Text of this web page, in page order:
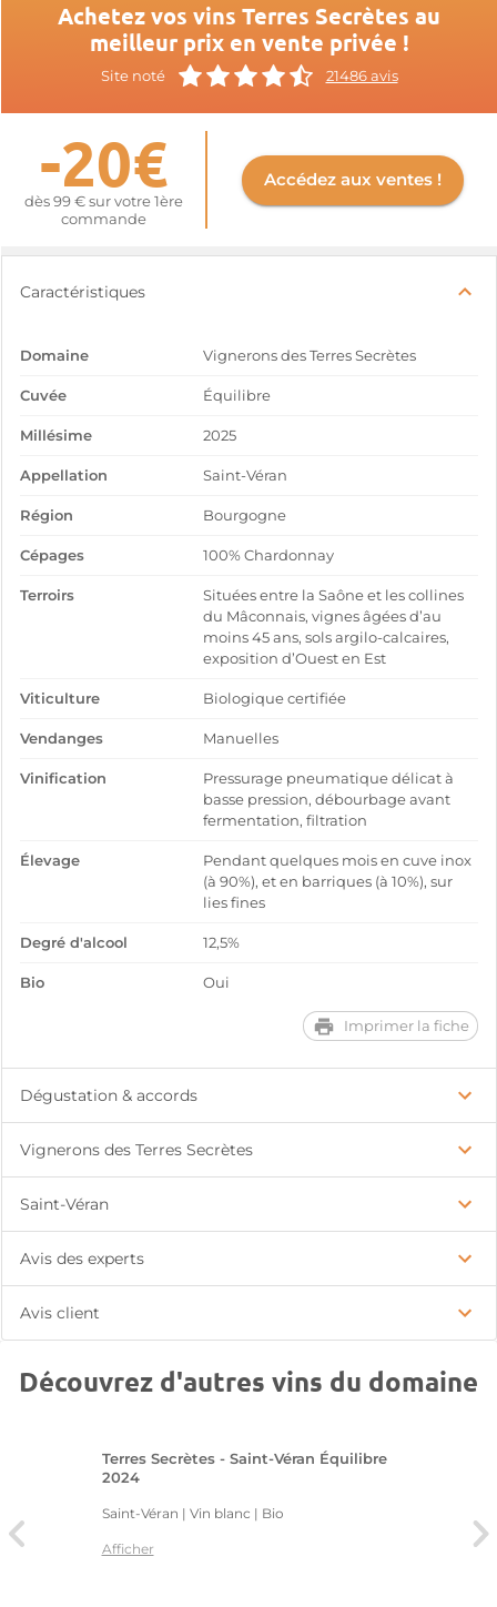
Achetez vos vins Terres Secrètes au
meilleur prix en vente privée !
Site noté 21486 avis
-20€
dès 99 € sur votre 1ère
commande
Accédez aux ventes !
Caractéristiques
Domaine Vignerons des Terres Secrètes
Cuvée Équilibre
Millésime 2025
Appellation Saint-Véran
Région Bourgogne
Cépages 100% Chardonnay
Terroirs
Situées entre la Saône et les collines
du Mâconnais, vignes âgées d’au
moins 45 ans, sols argilo-calcaires,
exposition d’Ouest en Est
Viticulture Biologique certifiée
Vendanges Manuelles
Vinification
Pressurage pneumatique délicat à
basse pression, débourbage avant
fermentation, filtration
Élevage
Pendant quelques mois en cuve inox
(à 90%), et en barriques (à 10%), sur
lies fines
Degré d'alcool 12,5%
Bio Oui
Imprimer la fiche
Dégustation & accords
Vignerons des Terres Secrètes
Saint-Véran
Avis des experts
Avis client
Découvrez d'autres vins du domaine
Terres Secrètes - Saint-Véran Équilibre
2024
Saint-Véran | Vin blanc | Bio
Afficher